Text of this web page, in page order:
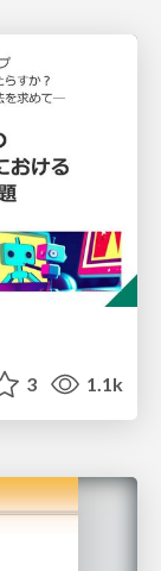
3 1.1k